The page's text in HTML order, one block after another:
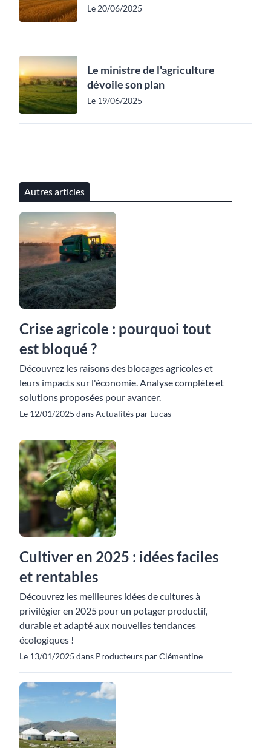
Le 20/06/2025
Le ministre de l'agriculture
dévoile son plan
Le 19/06/2025
Autres articles
Crise agricole : pourquoi tout
est bloqué ?
Découvrez les raisons des blocages agricoles et
leurs impacts sur l'économie. Analyse complète et
solutions proposées pour avancer.
Le 12/01/2025 dans Actualités par Lucas
Cultiver en 2025 : idées faciles
et rentables
Découvrez les meilleures idées de cultures à
privilégier en 2025 pour un potager productif,
durable et adapté aux nouvelles tendances
écologiques !
Le 13/01/2025 dans Producteurs par Clémentine